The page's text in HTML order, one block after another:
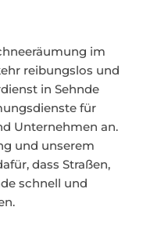
im
reibungslos und
in Sehnde
für
Unternehmen an.
und unserem
dass Straßen,
schnell und